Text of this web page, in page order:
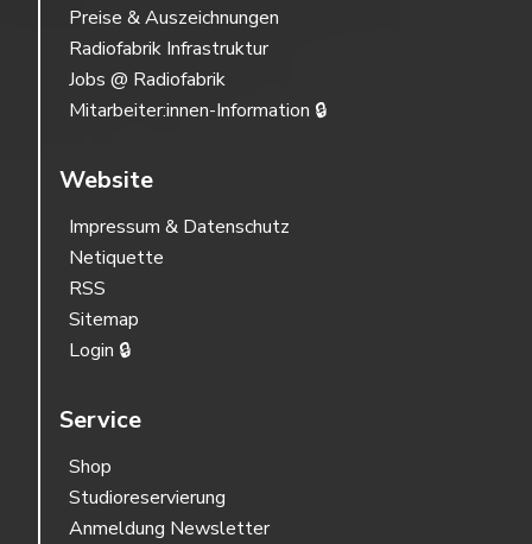
Preise & Auszeichnungen
Radiofabrik Infrastruktur
Jobs @ Radiofabrik
Mitarbeiter:innen-Information 🔒
Website
Impressum & Datenschutz
Netiquette
RSS
Sitemap
Login 🔒
Service
Shop
Studioreservierung
Anmeldung Newsletter